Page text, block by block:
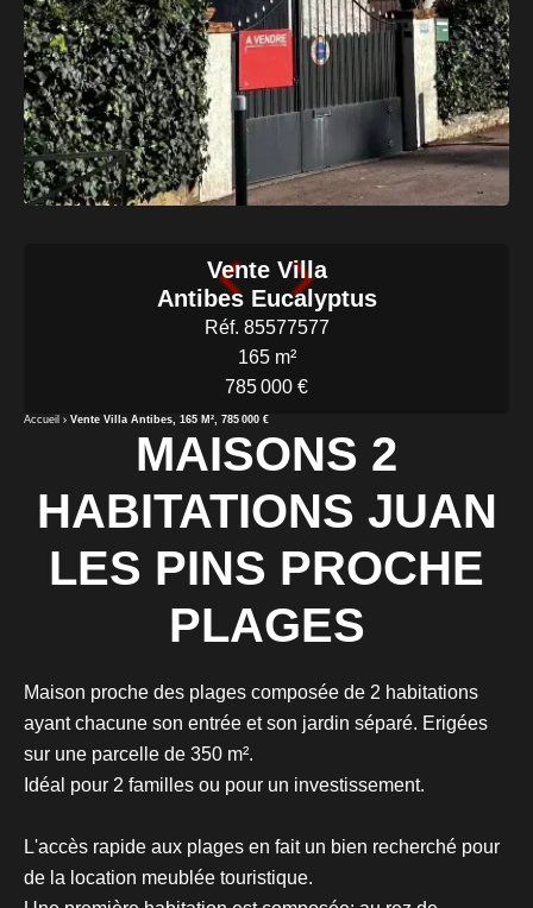
Vente Villa
Antibes Eucalyptus
Réf. 85577577
165 m²
785 000 €
Accueil Vente Villa Antibes, 165 M², 785 000 €
MAISONS 2
HABITATIONS JUAN
LES PINS PROCHE
PLAGES
Maison proche des plages composée de 2 habitations
ayant chacune son entrée et son jardin séparé. Erigées
sur une parcelle de 350 m².
Idéal pour 2 familles ou pour un investissement.
L'accès rapide aux plages en fait un bien recherché pour
de la location meublée touristique.